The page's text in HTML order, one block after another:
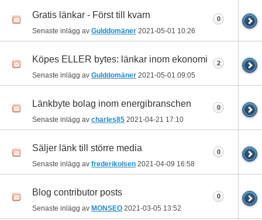
Gratis länkar - Först till kvarn
Senaste inlägg av Gulddomäner 2021-05-01 10:26
0
Köpes ELLER bytes: länkar inom ekonomi
Senaste inlägg av Gulddomäner 2021-05-01 09:05
2
Länkbyte bolag inom energibranschen
Senaste inlägg av charles85 2021-04-21 17:10
0
Säljer länk till större media
Senaste inlägg av frederikolsen 2021-04-09 16:58
0
Blog contributor posts
Senaste inlägg av MONSEO 2021-03-05 13:52
0